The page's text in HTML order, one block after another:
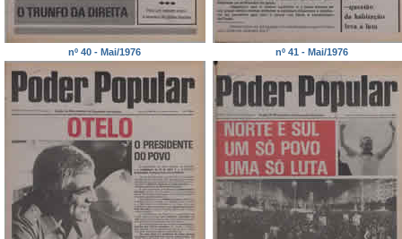
nº 40 - Mai/1976 nº 41 - Mai/1976